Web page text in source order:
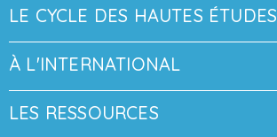
LE CYCLE DES HAUTES ÉTUDES
À L'INTERNATIONAL
LES RESSOURCES